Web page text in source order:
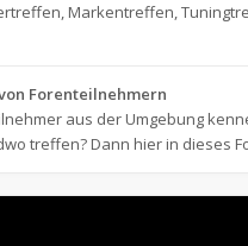
Markentreffen,
Forenteilnehmern
aus der Umgebung
treffen? Dann hier in dieses